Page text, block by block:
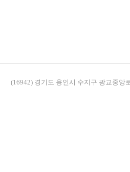
(16942) 경기도 용인시 수지구 광교중앙